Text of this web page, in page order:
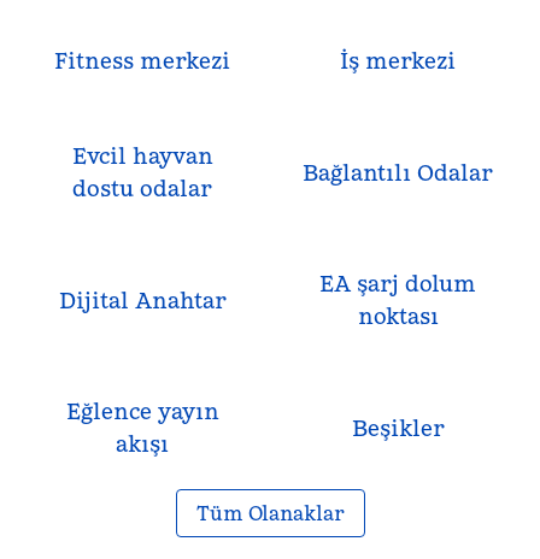
Fitness merkezi İş merkezi
Evcil hayvan
dostu odalar
Bağlantılı Odalar
Dijital Anahtar
EA şarj dolum
noktası
Eğlence yayın
akışı
Beşikler
Tüm Olanaklar